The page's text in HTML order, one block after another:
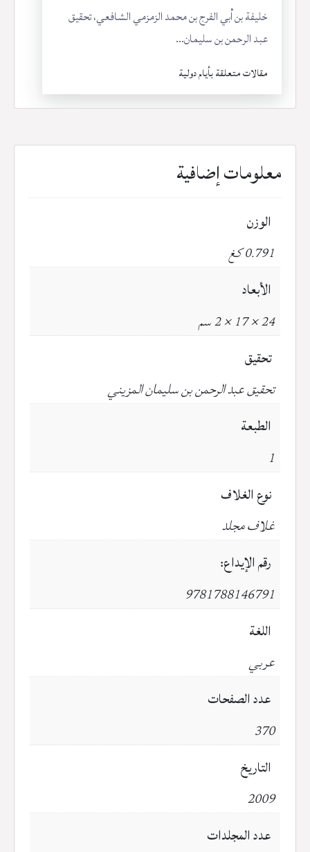
خليفة بن أبي الفرج بن محمد الزمزمي الشافعي، تحقيق
عبد الرحمن بن سليمان...
مقالات متعلقة بأيام دولية
معلومات إضافية
الوزن
0.791 كغ
الأبعاد
24 × 17 × 2 سم
تحقيق
تحقيق عبد الرحمن بن سليمان المزيني
الطبعة
1
نوع الغلاف
غلاف مجلد
رقم الإيداع:
9781788146791
اللغة
عربي
عدد الصفحات
370
التاريخ
2009
عدد المجلدات